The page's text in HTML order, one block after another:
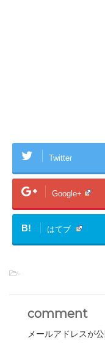
Twitter
Google+
B! はてブ
-
comment
メールアドレスが